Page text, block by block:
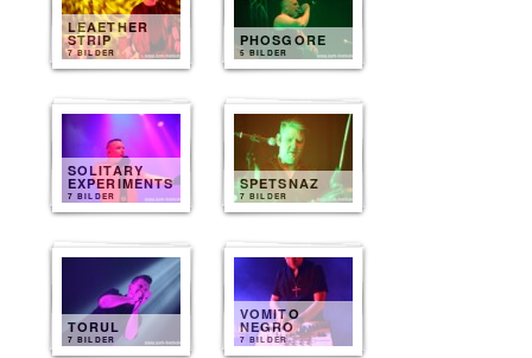
LEAETHER
STRIP
7 BILDER
PHOSGORE
5 BILDER
SOLITARY
EXPERIMENTS
7 BILDER
SPETSNAZ
7 BILDER
TORUL
7 BILDER
VOMITO
NEGRO
7 BILDER